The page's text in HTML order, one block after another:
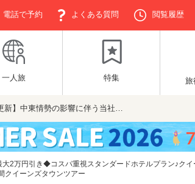
電話で予約 よくある質問 閲覧履歴
一人旅 特集 旅
新】中東情勢の影響に伴う当社…
2万円引き◆コスパ重視スタンダードホテルプラン♪ク
イーンズタウンツアー